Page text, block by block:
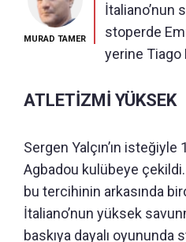
MURAD TAMER
İtaliano’nun
stoperde
yerine Tiago
ATLETİZMİ YÜKSEK
Sergen Yalçın’ın
Agbadou kulübeye
bu tercihinin arkasında
İtaliano’nun yüksek
baskıya dayalı oyununda